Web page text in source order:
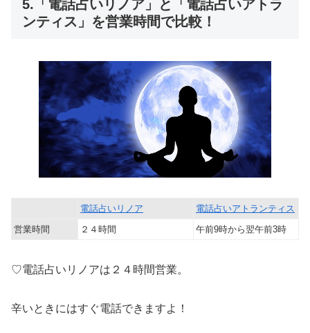
5.「電話占いリノア」と「電話占いアトラ
ンティス」を営業時間で比較！
電話占いリノア
電話占いアトランティス
営業時間
２４時間 午前9時から翌午前3時
♡電話占いリノアは２４時間営業。
辛いときにはすぐ電話できますよ！